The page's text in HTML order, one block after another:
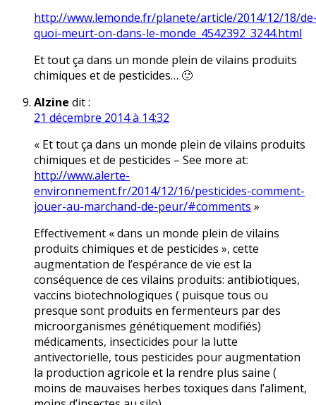
http://www.lemonde.fr/planete/article/2014/12/18/
quoi-meurt-on-dans-le-monde_4542392_3244.html
Et tout ça dans un monde plein de vilains produits
chimiques et de pesticides… 🙂
Alzine dit :
21 décembre 2014 à 14:32
« Et tout ça dans un monde plein de vilains produits
chimiques et de pesticides – See more at:
http://www.alerte-
environnement.fr/2014/12/16/pesticides-comment-
jouer-au-marchand-de-peur/#comments »
Effectivement « dans un monde plein de vilains
produits chimiques et de pesticides », cette
augmentation de l’espérance de vie est la
conséquence de ces vilains produits: antibiotiques,
vaccins biotechnologiques ( puisque tous ou
presque sont produits en fermenteurs par des
microorganismes génétiquement modifiés)
médicaments, insecticides pour la lutte
antivectorielle, tous pesticides pour augmentation
la production agricole et la rendre plus saine (
moins de mauvaises herbes toxiques dans l’aliment,